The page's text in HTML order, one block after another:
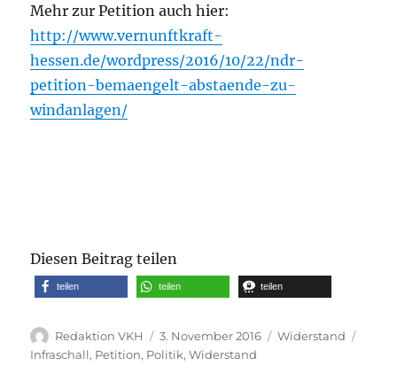
Mehr zur Petition auch hier:
http://www.vernunftkraft-
hessen.de/wordpress/2016/10/22/ndr-
petition-bemaengelt-abstaende-zu-
windanlagen/
Diesen Beitrag teilen
teilen teilen teilen
Autor
Redaktion VKH
Veröffentlicht
am
3. November 2016 Kategorien
Widerstand
Infraschall, Petition, Politik,Widerstand